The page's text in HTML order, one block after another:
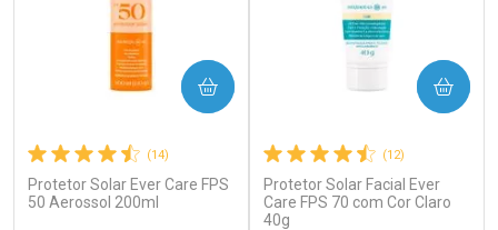
(14)
Protetor Solar Ever Care FPS
50 Aerossol 200ml
COMPRAR
(12)
Protetor Solar Facial Ever
Care FPS 70 com Cor Claro
40g
COMPRAR